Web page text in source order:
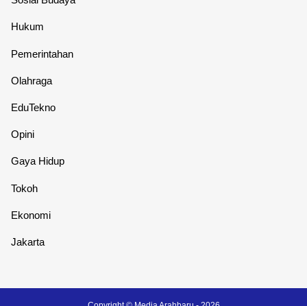
Hukum
Pemerintahan
Olahraga
EduTekno
Opini
Gaya Hidup
Tokoh
Ekonomi
Jakarta